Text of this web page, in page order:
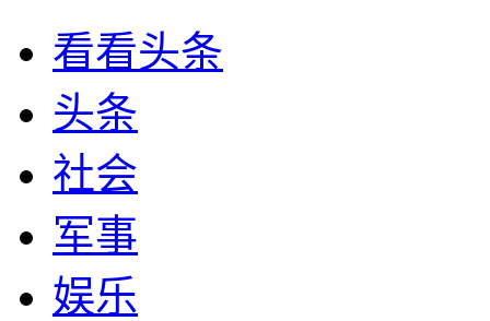
看看头条
头条
社会
军事
娱乐